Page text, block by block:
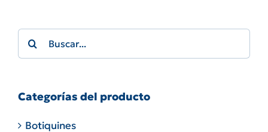
Search
for:
Categorías del producto
Botiquines